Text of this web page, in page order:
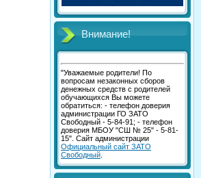
Внимание!
"Уважаемые родители! По
вопросам незаконных сборов
денежных средств с родителей
обучающихся Вы можете
обратиться: - телефон доверия
администрации ГО ЗАТО
Свободный - 5-84-91; - телефон
доверия МБОУ "СШ № 25" - 5-81-
15". Сайт администрации
Официальный сайт ЗАТО
Свободный